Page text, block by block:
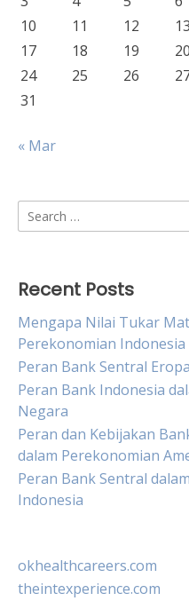
10
11 12 13
17
18 19 20
24
25 26
31
« Mar
Search
for:
Recent Posts
Mengapa Nilai Tukar
Perekonomian Indonesia
Peran Bank Sentral
Peran Bank Indonesia
Negara
Peran dan Kebijakan
dalam Perekonomian
Peran Bank Sentral
Indonesia
okhealthcareers.com
theintexperience.com